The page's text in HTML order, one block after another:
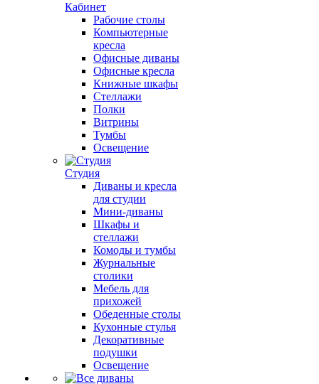
Кабинет
Рабочие столы
Компьютерные
кресла
Офисные диваны
Офисные кресла
Книжные шкафы
Стеллажи
Полки
Витрины
Тумбы
Освещение
Студия
Диваны и кресла
для студии
Мини-диваны
Шкафы и
стеллажи
Комоды и тумбы
Журнальные
столики
Мебель для
прихожей
Обеденные столы
Кухонные стулья
Декоративные
подушки
Освещение